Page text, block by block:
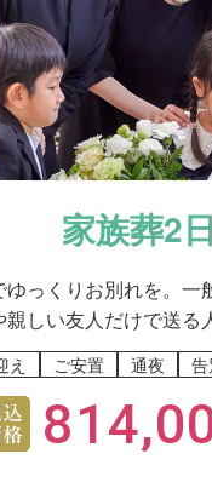
たか？
安やご不満
計でした。
家族葬2日
ゆっくりお別れを。一
しい友人だけで送る
え ご安置 通夜